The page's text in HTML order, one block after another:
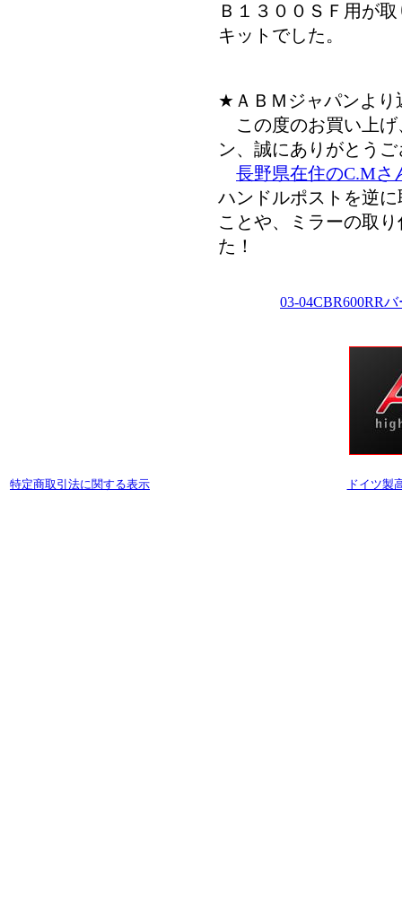
Ｂ１３００ＳＦ用が
キットでした。
★ＡＢＭジャパンより
この度のお買い上げ
ン、誠にありがとう
長野県在住のC.Mさ
ハンドルポストを逆
ことや、ミラーの取
た！
03-04CBR600RR
特定商取引法に関する表示 ドイツ製